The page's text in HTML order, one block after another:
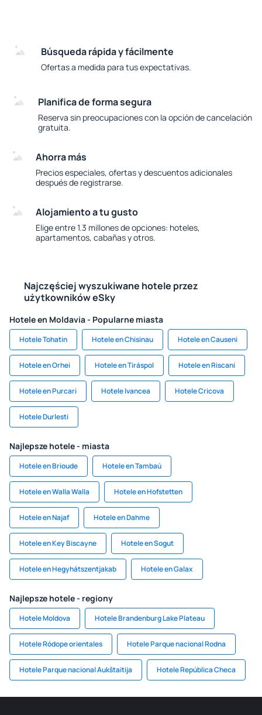
Búsqueda rápida y fácilmente
Ofertas a medida para tus expectativas.
Planifica de forma segura
Reserva sin preocupaciones con la opción de cancelación
gratuita.
Ahorra más
Precios especiales, ofertas y descuentos adicionales
después de registrarse.
Alojamiento a tu gusto
Elige entre 1.3 millones de opciones: hoteles,
apartamentos, cabañas y otros.
Najczęściej wyszukiwane hotele przez
użytkowników eSky
Hotele en Moldavia - Popularne miasta
Hotele Tohatin Hotele en Chisinau Hotele en Causeni
Hotele en Orhei Hotele en Tiráspol Hotele en Riscani
Hotele en Purcari Hotele Ivancea Hotele Cricova
Hotele Durlesti
Najlepsze hotele - miasta
Hotele en Brioude Hotele en Tambaú
Hotele en Walla Walla Hotele en Hofstetten
Hotele en Najaf Hotele en Dahme
Hotele en Key Biscayne Hotele en Sogut
Hotele en Hegyhátszentjakab Hotele en Galax
Najlepsze hotele - regiony
Hotele Moldova Hotele Brandenburg Lake Plateau
Hotele Ródope orientales Hotele Parque nacional Rodna
Hotele Parque nacional Aukštaitija Hotele República Checa